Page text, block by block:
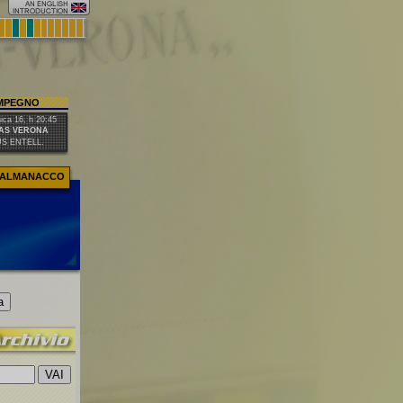
16, h 20:45
VERONA
ENTELL.
ALMANACCO